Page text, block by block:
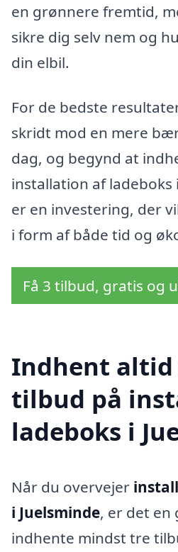
en grønnere fremtid,
sikre dig selv nem og
din elbil.
For de bedste
skridt mod en mere
dag, og begynd at
installation af ladeboks
er en investering, der
i form af både tid og
Få 3 tilbud, gratis og
Indhent altid
tilbud på
ladeboks i
Når du overvejer
i Juelsminde, er det en
indhente mindst tre